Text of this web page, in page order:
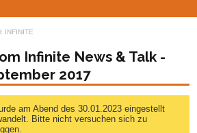
INFINITE
Infinite News & Talk -
2017
am Abend des 30.01.2023 eingestellt
Bitte nicht versuchen sich zu